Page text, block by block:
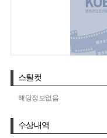
스틸컷
해당정보없음
수상내역